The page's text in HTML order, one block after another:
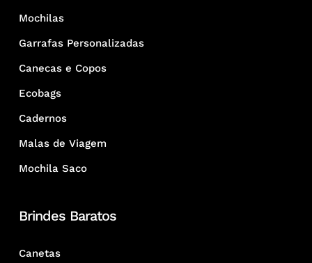
Mochilas
Garrafas Personalizadas
Canecas e Copos
Ecobags
Cadernos
Malas de Viagem
Mochila Saco
Brindes Baratos
Canetas